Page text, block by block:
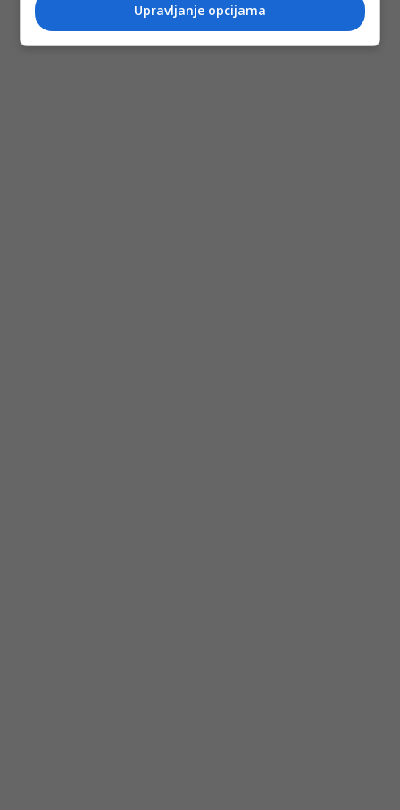
Upravljanje opcijama